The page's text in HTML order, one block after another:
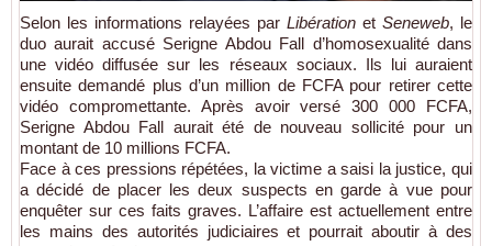
Selon les informations relayées par Libération et Seneweb, le
duo aurait accusé Serigne Abdou Fall d’homosexualité dans
une vidéo diffusée sur les réseaux sociaux. Ils lui auraient
ensuite demandé plus d’un million de FCFA pour retirer cette
vidéo compromettante. Après avoir versé 300 000 FCFA,
Serigne Abdou Fall aurait été de nouveau sollicité pour un
montant de 10 millions FCFA.
Face à ces pressions répétées, la victime a saisi la justice, qui
a décidé de placer les deux suspects en garde à vue pour
enquêter sur ces faits graves. L’affaire est actuellement entre
les mains des autorités judiciaires et pourrait aboutir à des